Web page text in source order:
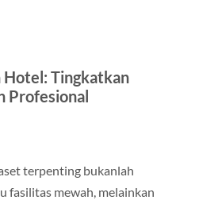
Hotel: Tingkatkan
Profesional
terpenting bukanlah
fasilitas mewah, melainkan